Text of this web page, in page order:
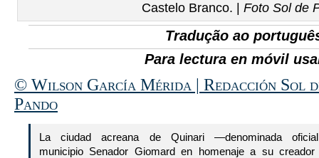
Castelo Branco. |
Foto Sol de
Tradução ao
Para lectura en móvil
© Wilson García Mérida | Redacción Sol
Pando
La ciudad acreana de Quinari —denominada
municipio Senador Giomard en homenaje a su creador